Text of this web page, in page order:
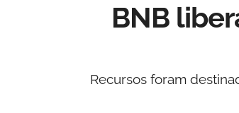
BNB
Recursos foram